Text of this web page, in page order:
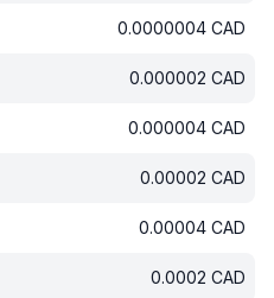
0.0000004 CAD
0.000002 CAD
0.000004 CAD
0.00002 CAD
0.00004 CAD
0.0002 CAD